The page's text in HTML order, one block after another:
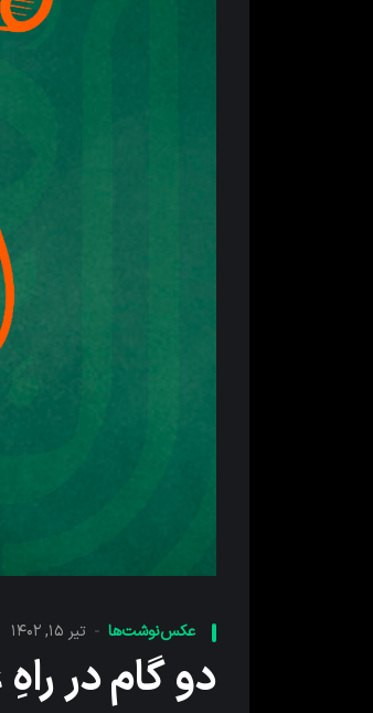
عکس‌نوشت‌ها تیر ۱۵, ۱۴۰۲
دو گام در